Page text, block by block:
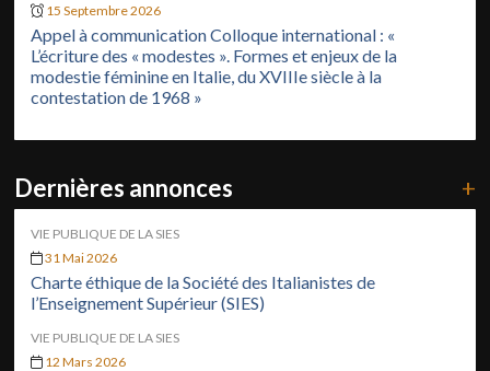
15 Septembre 2026
Appel à communication Colloque international : «
L’écriture des « modestes ». Formes et enjeux de la
modestie féminine en Italie, du XVIIIe siècle à la
contestation de 1968 »
Dernières annonces +
VIE PUBLIQUE DE LA SIES
31 Mai 2026
Charte éthique de la Société des Italianistes de
l’Enseignement Supérieur (SIES)
VIE PUBLIQUE DE LA SIES
12 Mars 2026